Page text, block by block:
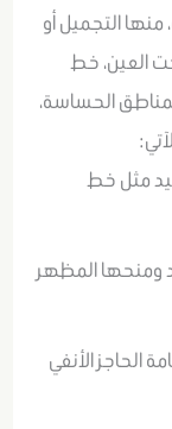
التجميل أو
العين، خط
الحساسة،
مثل خط
ومنحها المظهر
الحاجز الأنفي